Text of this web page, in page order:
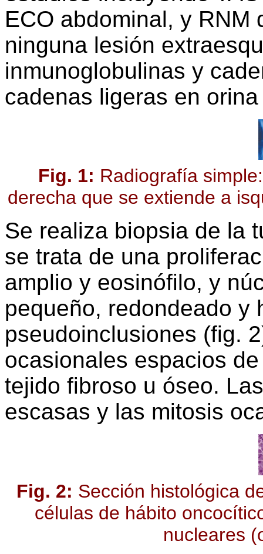
ECO abdominal, y RNM
ninguna lesión
inmunoglobulinas y
cadenas ligeras en
Fig. 1: Radiografía
derecha que se extiende a
Se realiza biopsia de la
se trata de una
amplio y eosinófilo, y
pequeño, redondeado y
pseudoinclusiones (fig.
ocasionales espacios
tejido fibroso u óseo.
escasas y las mitosis
Fig. 2: Sección histológica
células de hábito
nucleares